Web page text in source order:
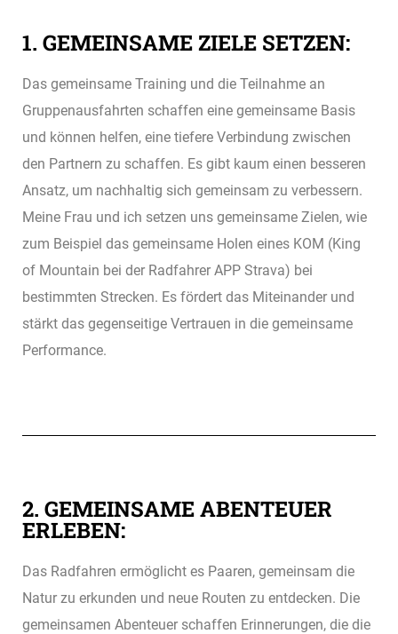
1. GEMEINSAME ZIELE SETZEN:
Das gemeinsame Training und die Teilnahme an
Gruppenausfahrten schaffen eine gemeinsame Basis
und können helfen, eine tiefere Verbindung zwischen
den Partnern zu schaffen. Es gibt kaum einen besseren
Ansatz, um nachhaltig sich gemeinsam zu verbessern.
Meine Frau und ich setzen uns gemeinsame Zielen, wie
zum Beispiel das gemeinsame Holen eines KOM (King
of Mountain bei der Radfahrer APP Strava) bei
bestimmten Strecken. Es fördert das Miteinander und
stärkt das gegenseitige Vertrauen in die gemeinsame
Performance.
2. GEMEINSAME ABENTEUER
ERLEBEN:
Das Radfahren ermöglicht es Paaren, gemeinsam die
Natur zu erkunden und neue Routen zu entdecken. Die
gemeinsamen Abenteuer schaffen Erinnerungen, die die